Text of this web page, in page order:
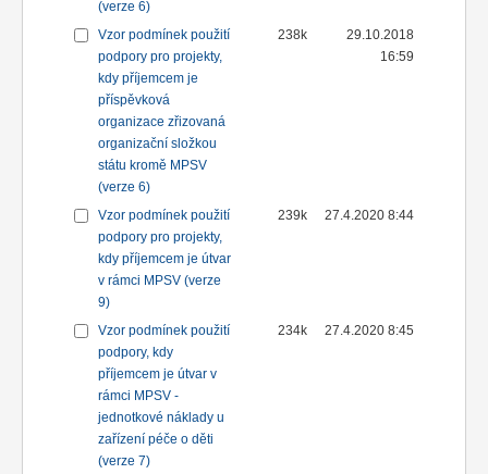
(verze 6)
Vzor podmínek použití
podpory pro projekty,
kdy příjemcem je
příspěvková
organizace zřizovaná
organizační složkou
státu kromě MPSV
(verze 6)
238k
29.10.2018
16:59
Vzor podmínek použití
podpory pro projekty,
kdy příjemcem je útvar
v rámci MPSV (verze
9)
239k 27.4.2020 8:44
Vzor podmínek použití
podpory, kdy
příjemcem je útvar v
rámci MPSV -
jednotkové náklady u
zařízení péče o děti
(verze 7)
234k 27.4.2020 8:45